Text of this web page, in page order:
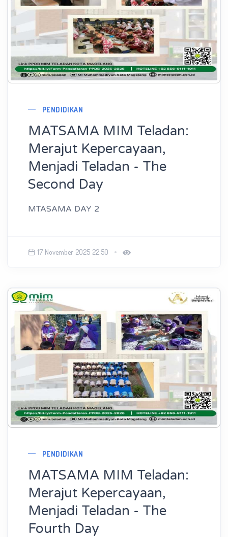
PENDIDIKAN
MATSAMA MIM Teladan:
Merajut Kepercayaan,
Menjadi Teladan - The
Second Day
MTASAMA DAY 2
17 November 2025 22:50
PENDIDIKAN
MATSAMA MIM Teladan:
Merajut Kepercayaan,
Menjadi Teladan - The
Fourth Day